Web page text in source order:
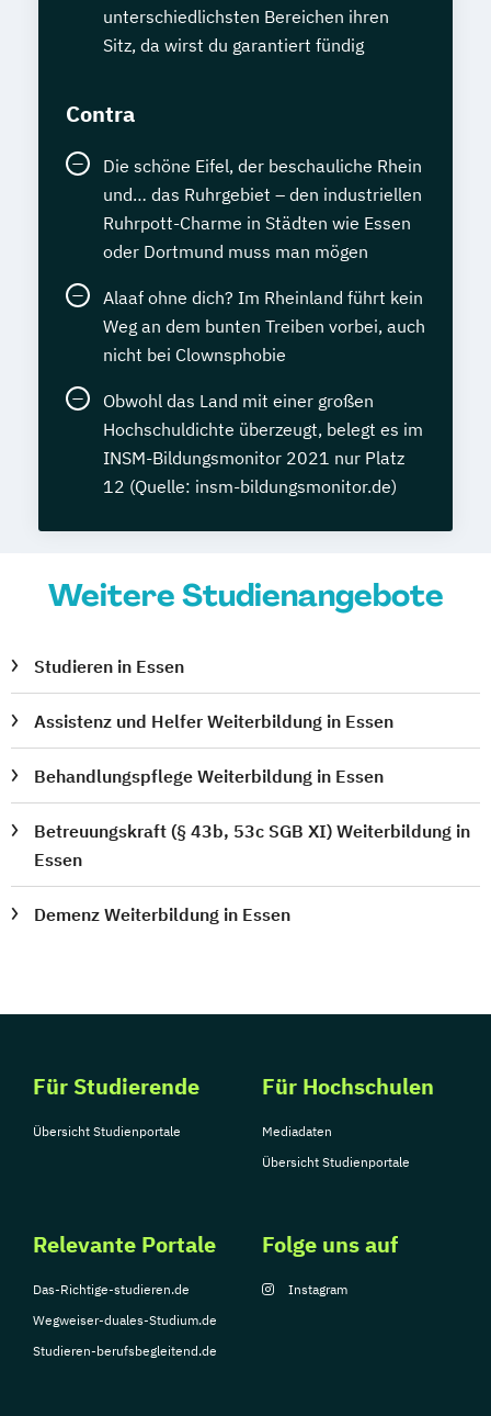
unterschiedlichsten Bereichen ihren
Sitz, da wirst du garantiert fündig
Contra
Die schöne Eifel, der beschauliche Rhein
und… das Ruhrgebiet – den industriellen
Ruhrpott-Charme in Städten wie Essen
oder Dortmund muss man mögen
Alaaf ohne dich? Im Rheinland führt kein
Weg an dem bunten Treiben vorbei, auch
nicht bei Clownsphobie
Obwohl das Land mit einer großen
Hochschuldichte überzeugt, belegt es im
INSM-Bildungsmonitor 2021 nur Platz
12 (Quelle: insm-bildungsmonitor.de)
Weitere Studienangebote
Studieren in Essen
Assistenz und Helfer Weiterbildung in Essen
Behandlungspflege Weiterbildung in Essen
Betreuungskraft (§ 43b, 53c SGB XI) Weiterbildung in
Essen
Demenz Weiterbildung in Essen
Für Studierende
Übersicht Studienportale
Für Hochschulen
Mediadaten
Übersicht Studienportale
Relevante Portale
Das-Richtige-studieren.de
Wegweiser-duales-Studium.de
Studieren-berufsbegleitend.de
Folge uns auf
Instagram